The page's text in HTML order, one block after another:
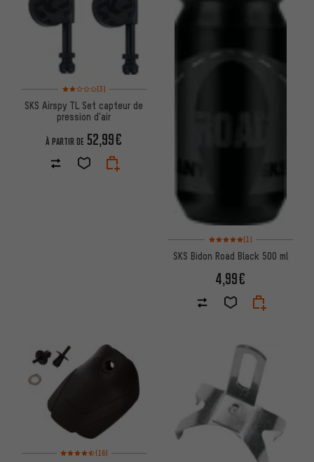
Note moyenne : 2 sur 5 d'après 3 avis
(3)
SKS Airspy TL Set capteur de
pression d'air
À PARTIR DE 52,99€
Note moyenne : 5 sur 5
(1)
SKS Bidon Road Black 500 ml
4,99€
Note moyenne : 4,5 sur 5 d'après 16 avis
(16)